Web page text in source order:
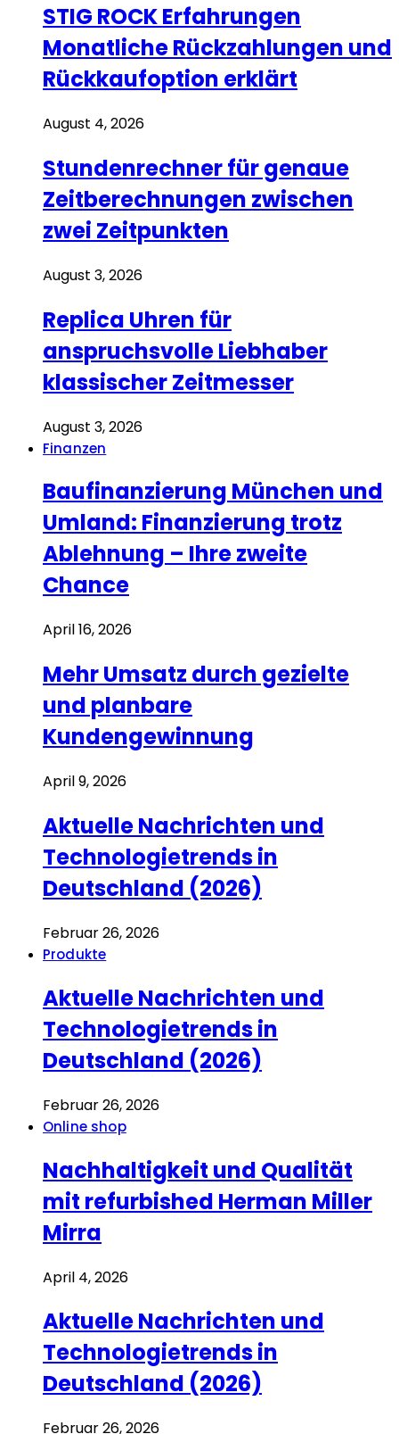
STIG ROCK Erfahrungen
Monatliche Rückzahlungen und
Rückkaufoption erklärt
August 4, 2026
Stundenrechner für genaue
Zeitberechnungen zwischen
zwei Zeitpunkten
August 3, 2026
Replica Uhren für
anspruchsvolle Liebhaber
klassischer Zeitmesser
August 3, 2026
Finanzen
Baufinanzierung München und
Umland: Finanzierung trotz
Ablehnung – Ihre zweite
Chance
April 16, 2026
Mehr Umsatz durch gezielte
und planbare
Kundengewinnung
April 9, 2026
Aktuelle Nachrichten und
Technologietrends in
Deutschland (2026)
Februar 26, 2026
Produkte
Aktuelle Nachrichten und
Technologietrends in
Deutschland (2026)
Februar 26, 2026
Online shop
Nachhaltigkeit und Qualität
mit refurbished Herman Miller
Mirra
April 4, 2026
Aktuelle Nachrichten und
Technologietrends in
Deutschland (2026)
Februar 26, 2026